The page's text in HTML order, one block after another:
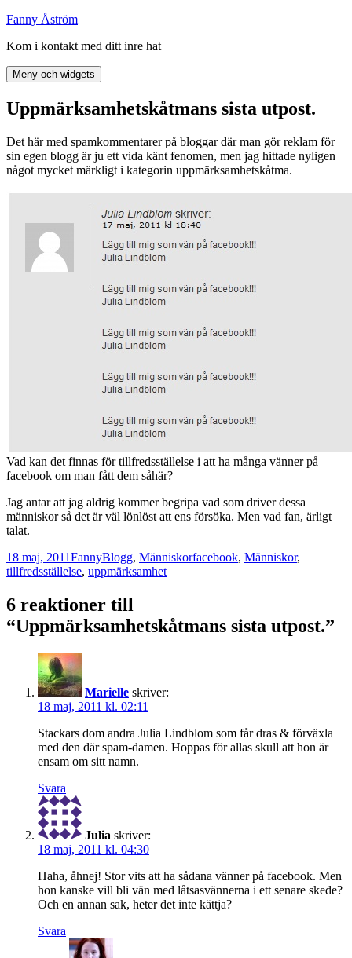
Hoppa
innehåll
Fanny Åström
Kom i kontakt med ditt inre hat
Meny och widgets
Uppmärksamhetskåtmans sista utpost.
Det här med spamkommentarer på bloggar där man gör reklam för
sin egen blogg är ju ett vida känt fenomen, men jag hittade nyligen
något mycket märkligt i kategorin uppmärksamhetskåtma.
Vad kan det finnas för tillfredsställelse i att ha många vänner på
facebook om man fått dem såhär?
Jag antar att jag aldrig kommer begripa vad som driver dessa
människor så det är väl lönlöst att ens försöka. Men vad fan, ärligt
talat.
Postat
18 maj, 2011Författare
FannyKategorier
Blogg, MänniskorTaggar
facebook, Människor,
tillfredsställelse, uppmärksamhet
6 reaktioner till
“Uppmärksamhetskåtmans sista utpost.”
Marielle skriver:
18 maj, 2011 kl. 02:11
Stackars dom andra Julia Lindblom som får dras & förväxla
med den där spam-damen. Hoppas för allas skull att hon är
ensam om sitt namn.
Svara
Julia skriver:
18 maj, 2011 kl. 04:30
Haha, åhnej! Stor vits att ha sådana vänner på facebook. Men
hon kanske vill bli vän med låtsasvännerna i ett senare skede?
Och en annan sak, heter det inte kättja?
Svara